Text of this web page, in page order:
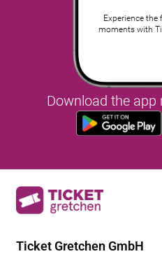
Experience the
moments with
Download the app
Ticket Gretchen GmbH